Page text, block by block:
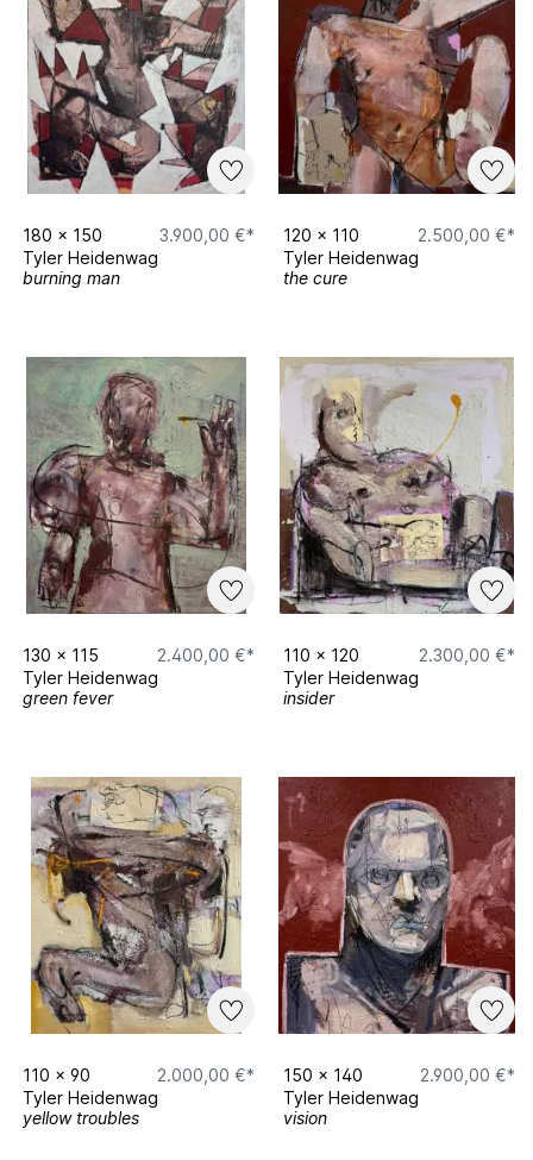
180 x 150
3.900,00 €*
Tyler Heidenwag
burning man
120 x 110
2.500,00 €*
Tyler Heidenwag
the cure
130 x 115
2.400,00 €*
Tyler Heidenwag
green fever
110 x 120
2.300,00 €*
Tyler Heidenwag
insider
110 x 90
2.000,00 €*
Tyler Heidenwag
yellow troubles
150 x 140
2.900,00 €*
Tyler Heidenwag
vision